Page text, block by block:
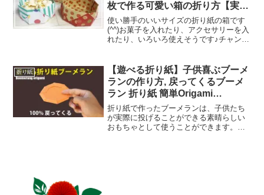
枚で作る可愛い箱の折り方【実用
使い】octagonal box
使い勝手のいいサイズの折り紙の箱です
(^^)お菓子を入れたり、アクセサリーを入
れたり、いろいろ使えそうです♪チャンネ
× 15㎝（両面折り紙がオススメです）
★...
折り紙
【遊べる折り紙】子供喜ぶブーメ
ランの作り方, 戻ってくるブーメ
ラン 折り紙 簡単Origami
boomerang
折り紙で作ったブーメランは、子供たち
が実際に投げることができる素晴らしい
おもちゃとして使うことができます。ブ